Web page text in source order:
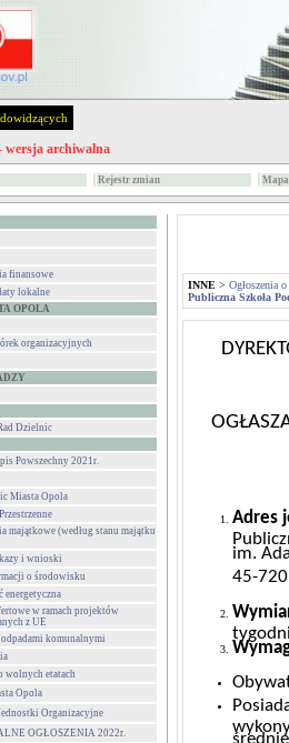
wersja archiwalna
Rejestr zmian
finansowe
lokalne
OPOLA
organizacyjnych
Dzielnic
Powszechny 2021r.
Miasta Opola
majątkowe (według stanu majątku
i wnioski
o środowisku
energetyczna
w ramach projektów
z UE
komunalnymi
wolnych etatach
Opola
Organizacyjne
OGŁOSZENIA 2022r.
INNE > Ogłoszenia
Publiczna Szkoła
Adres
im.
45-